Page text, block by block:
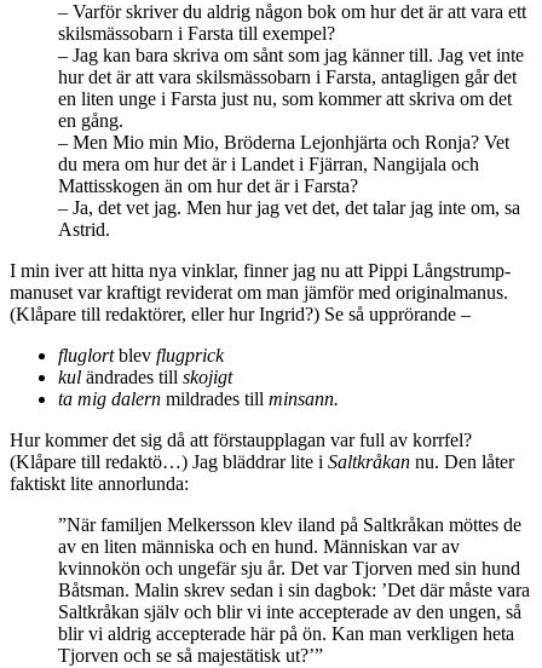
– Varför skriver du aldrig någon bok om hur det är att vara ett
skilsmässobarn i Farsta till exempel?
– Jag kan bara skriva om sånt som jag känner till. Jag vet inte
hur det är att vara skilsmässobarn i Farsta, antagligen går det
en liten unge i Farsta just nu, som kommer att skriva om det
en gång.
– Men Mio min Mio, Bröderna Lejonhjärta och Ronja? Vet
du mera om hur det är i Landet i Fjärran, Nangijala och
Mattisskogen än om hur det är i Farsta?
– Ja, det vet jag. Men hur jag vet det, det talar jag inte om, sa
Astrid.
I min iver att hitta nya vinklar, finner jag nu att Pippi Långstrump-
manuset var kraftigt reviderat om man jämför med originalmanus.
(Klåpare till redaktörer, eller hur Ingrid?) Se så upprörande –
fluglortblev flugprick
kul ändrades till skojigt
ta mig dalern mildrades till minsann.
Hur kommer det sig då att förstaupplagan var full av korrfel?
(Klåpare till redaktö…) Jag bläddrar lite i Saltkråkan nu. Den låter
faktiskt lite annorlunda:
”När familjen Melkersson klev iland på Saltkråkan möttes de
av en liten människa och en hund. Människan var av
kvinnokön och ungefär sju år. Det var Tjorven med sin hund
Båtsman. Malin skrev sedan i sin dagbok: ’Det där måste vara
Saltkråkan själv och blir vi inte accepterade av den ungen, så
blir vi aldrig accepterade här på ön. Kan man verkligen heta
Tjorven och se så majestätisk ut?’”